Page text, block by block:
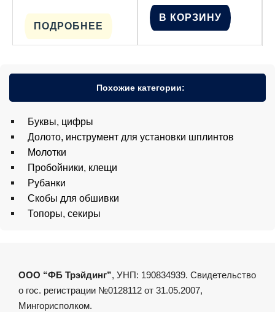
ПОДРОБНЕЕ
В КОРЗИНУ
Похожие категории:
Буквы, цифры
Долото, инструмент для установки шплинтов
Молотки
Пробойники, клещи
Рубанки
Скобы для обшивки
Топоры, секиры
ООО “ФБ Трэйдинг”, УНП: 190834939. Свидетельство
о гос. регистрации №0128112 от 31.05.2007,
Мингорисполком.